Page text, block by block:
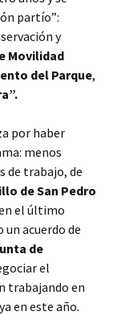
partío”:
y
Movilidad
del Parque,
por haber
menos
de trabajo, de
de San Pedro
el último
acuerdo de
de
el
trabajando en
en este año.